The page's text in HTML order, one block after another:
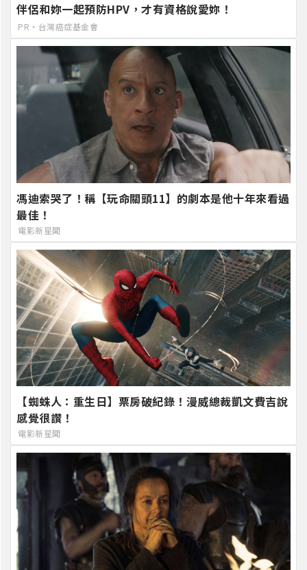
伴侶和妳一起預防HPV，才有資格說愛妳！
PR・台灣癌症基金會
馮迪索哭了！稱【玩命關頭11】的劇本是他十年來看過
最佳！
電影新星聞
【蜘蛛人：重生日】票房破紀錄！漫威總裁凱文費吉說
感覺很讚！
電影新星聞